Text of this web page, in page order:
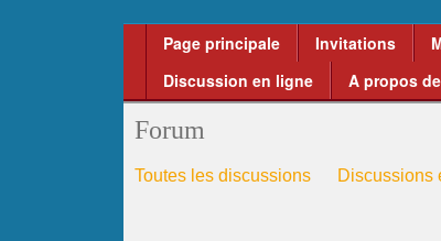
Page principale Invitations
Discussion en ligne
A propos
Forum
Toutes les discussions Discussions